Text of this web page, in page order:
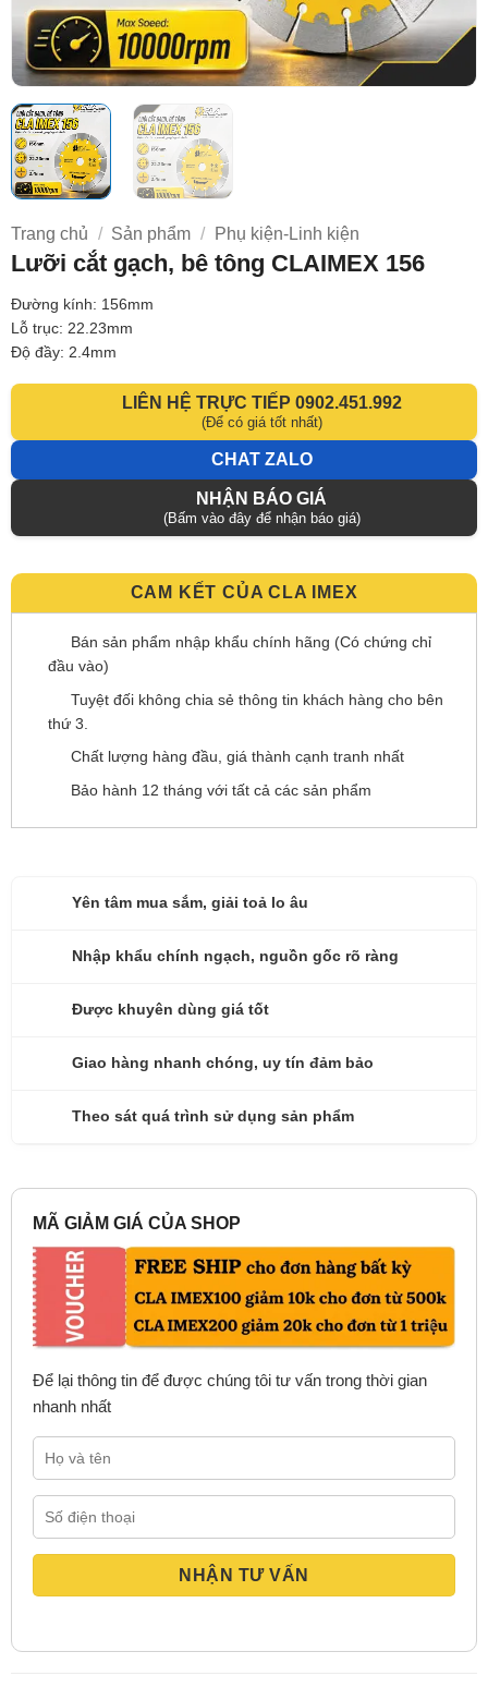
Trang chủ / Sản phẩm / Phụ kiện-Linh kiện
Lưỡi cắt gạch, bê tông CLAIMEX 156
Đường kính: 156mm
Lỗ trục: 22.23mm
Độ đầy: 2.4mm
LIÊN HỆ TRỰC TIẾP 0902.451.992
(Để có giá tốt nhất)
CHAT ZALO
NHẬN BÁO GIÁ
(Bấm vào đây để nhận báo giá)
CAM KẾT CỦA CLA IMEX
Bán sản phẩm nhập khẩu chính hãng (Có chứng chỉ
đầu vào)
Tuyệt đối không chia sẻ thông tin khách hàng cho bên
thứ 3.
Chất lượng hàng đầu, giá thành cạnh tranh nhất
Bảo hành 12 tháng với tất cả các sản phẩm
Yên tâm mua sắm, giải toả lo âu
Nhập khẩu chính ngạch, nguồn gốc rõ ràng
Được khuyên dùng giá tốt
Giao hàng nhanh chóng, uy tín đảm bảo
Theo sát quá trình sử dụng sản phẩm
MÃ GIẢM GIÁ CỦA SHOP
Để lại thông tin để được chúng tôi tư vấn trong thời gian
nhanh nhất